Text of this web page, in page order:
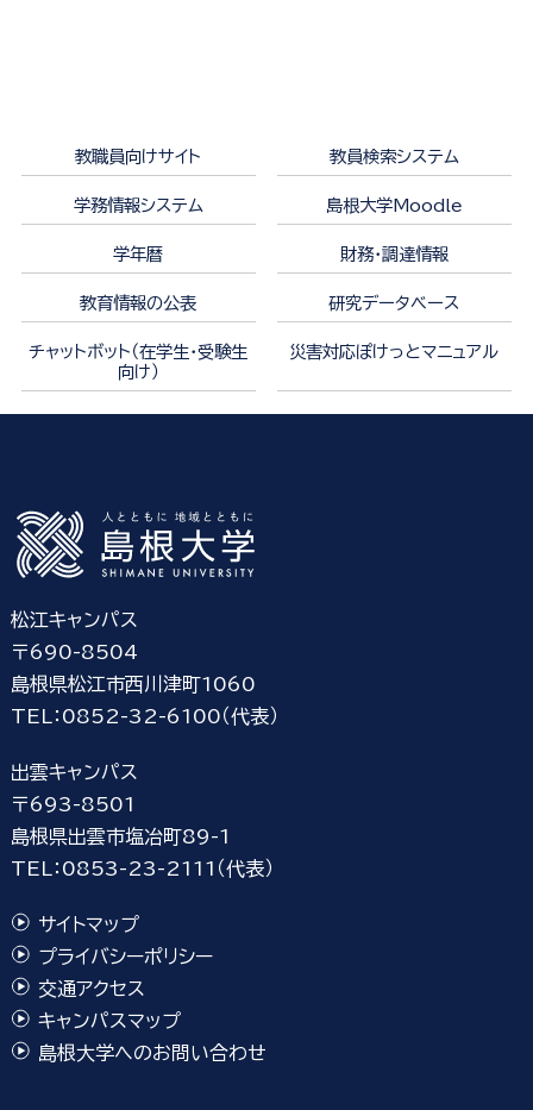
教職員向けサイト 教員検索システム
学務情報システム 島根大学Moodle
学年暦 財務・調達情報
教育情報の公表 研究データベース
チャットボット（在学生・受験生
向け）
災害対応ぽけっとマニュアル
松江キャンパス
〒690-8504
島根県松江市西川津町1060
TEL：0852-32-6100（代表）
出雲キャンパス
〒693-8501
島根県出雲市塩冶町89-1
TEL：0853-23-2111（代表）
サイトマップ
プライバシーポリシー
交通アクセス
キャンパスマップ
島根大学へのお問い合わせ